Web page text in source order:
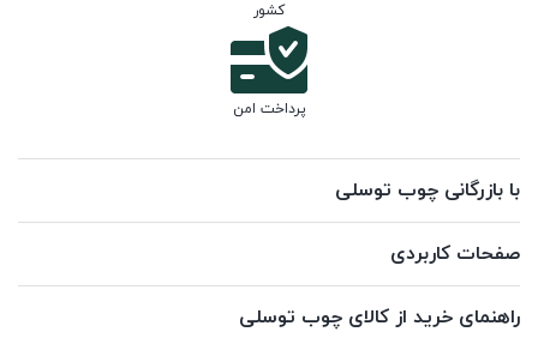
کشور
پرداخت امن
با بازرگانی چوب توسلی
صفحات کاربردی
راهنمای خرید از کالای چوب توسلی